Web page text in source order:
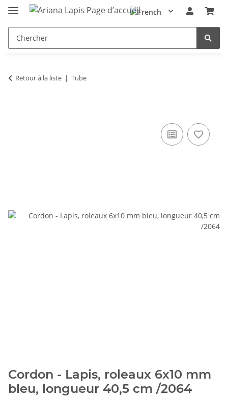
Retour à la liste Tube
Cordon - Lapis, roleaux 6x10 mm
bleu, longueur 40,5 cm /2064